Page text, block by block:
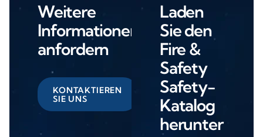
Weitere
Informationen
anfordern
KONTAKTIEREN
SIE UNS
Laden
Sie den
Fire &
Safety
Safety-
Katalog
herunter